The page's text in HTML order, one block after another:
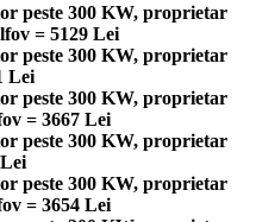
peste 300 KW, proprietar
= 5129 Lei
peste 300 KW, proprietar
Lei
peste 300 KW, proprietar
= 3667 Lei
peste 300 KW, proprietar
peste 300 KW, proprietar
= 3654 Lei